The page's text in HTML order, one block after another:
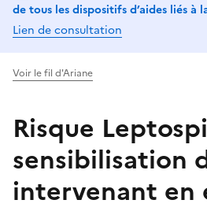
de tous les dispositifs d’aides liés à
Lien de consultation
Voir le fil d'Ariane
Risque
sensibilisation
intervenant en